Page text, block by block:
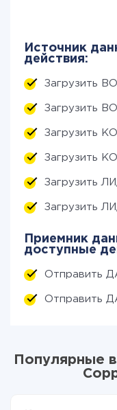
Источник
действия:
Загрузить
Загрузить
Загрузить
Загрузить
Загрузить
Загрузить
Приемник
доступные
Отправить
Отправить
Популярные